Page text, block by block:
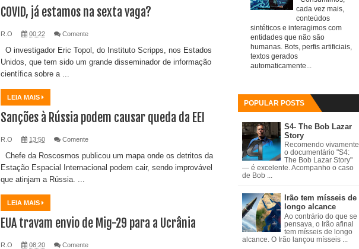
cada vez mais,
conteúdos
sintéticos e interagimos com
entidades que não são
humanas. Bots, perfis artificiais,
textos gerados
automaticamente...
POPULAR POSTS
S4- The Bob Lazar
Story
Recomendo vivamente
o documentário "S4:
The Bob Lazar Story"
— é excelente. Acompanho o caso
de Bob ...
Irão tem mísseis de
longo alcance
Ao contrário do que se
pensava, o Irão afinal
tem mísseis de longo
alcance. O Irão lançou mísseis ...
COVID, já estamos na sexta vaga?
R.O 00:22 Comente
O investigador Eric Topol, do Instituto Scripps, nos Estados
Unidos, que tem sido um grande disseminador de informação
científica sobre a ...
LEIA MAIS
Sanções à Rússia podem causar queda da EEI
R.O 13:50 Comente
Chefe da Roscosmos publicou um mapa onde os detritos da
Estação Espacial Internacional podem cair, sendo improvável
que atinjam a Rússia. ...
LEIA MAIS
EUA travam envio de Mig-29 para a Ucrânia
R.O 08:20 Comente